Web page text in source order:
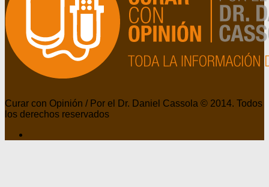
Curar con Opinión / Por el Dr. Daniel Cassola © 2014. Todos
los derechos reservados